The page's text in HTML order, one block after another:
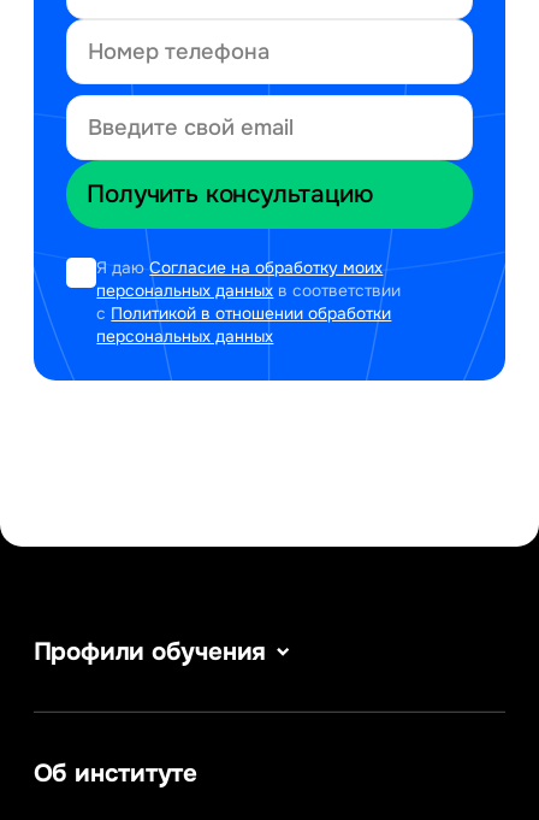
Я даюСогласие на обработку моих
персональных данных в соответствии
с Политикой в отношении обработки
персональных данных
Профили обучения
Сервис в сфере туризма и гостеприимства
аналитика
Управление в сфере коммерческой
Об институте